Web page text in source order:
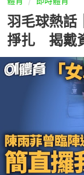
羽毛球熱話
掙扎 揭戴